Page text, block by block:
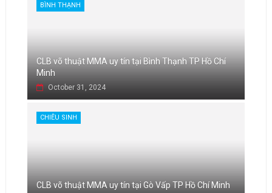
BÌNH THẠNH
CLB võ thuật MMA uy tín tại Bình Thạnh TP Hồ Chí
Minh
October 31, 2024
CHIÊU SINH
CLB võ thuật MMA uy tín tại Gò Vấp TP Hồ Chí Minh